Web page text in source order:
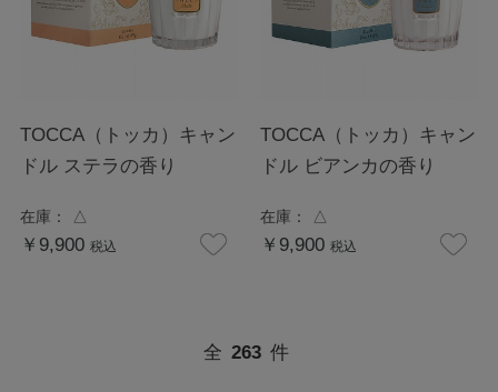
TOCCA（トッカ）キャン
ドル ステラの香り
在庫： △
￥9,900 税込
TOCCA（トッカ）キャン
ドル ビアンカの香り
在庫： △
￥9,900 税込
全 263 件